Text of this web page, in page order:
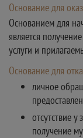
Основание для
Основанием для
является
услуги и
Основание для
личное
отсутствие
получение